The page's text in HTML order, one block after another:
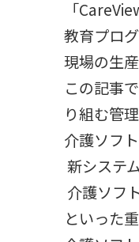
「
教育プロ
現場の生
この記事
り組む管
介護ソフ
新システ
介護ソフ
といった